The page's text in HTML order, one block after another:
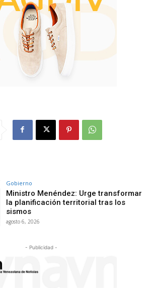
Gobierno
Ministro Menéndez: Urge transformar
la planificación territorial tras los
sismos
agosto 6, 2026
- Publicidad -